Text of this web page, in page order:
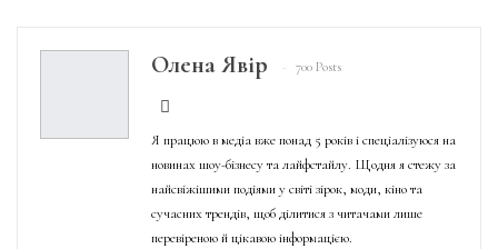
Олена Явір 700 Posts
Я працюю в медіа вже понад 5 років і спеціалізуюся на
новинах шоу-бізнесу та лайфстайлу. Щодня я стежу за
найсвіжішими подіями у світі зірок, моди, кіно та
сучасних трендів, щоб ділитися з читачами лише
перевіреною й цікавою інформацією.